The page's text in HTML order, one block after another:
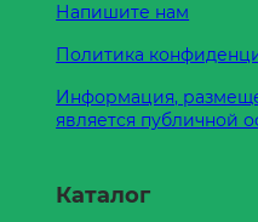
Напишите нам
Политика
Информация,
является публичной
Каталог